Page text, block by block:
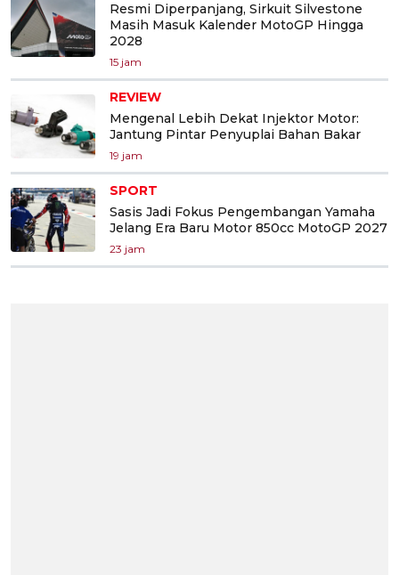
Resmi Diperpanjang, Sirkuit Silvestone
Masih Masuk Kalender MotoGP Hingga
2028
15 jam
REVIEW
Mengenal Lebih Dekat Injektor Motor:
Jantung Pintar Penyuplai Bahan Bakar
19 jam
SPORT
Sasis Jadi Fokus Pengembangan Yamaha
Jelang Era Baru Motor 850cc MotoGP 2027
23 jam